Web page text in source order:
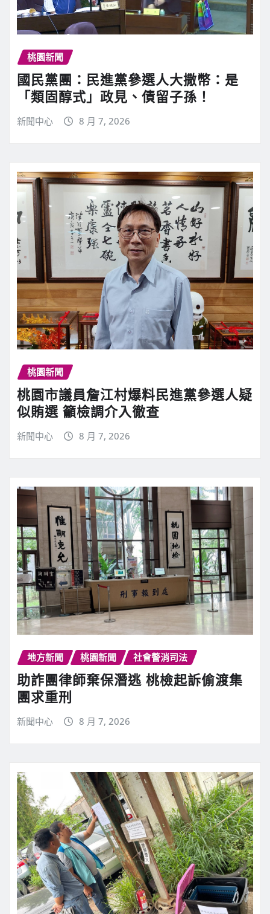
桃園新聞
國民黨團：民進黨參選人大撒幣：是
「類固醇式」政見、債留子孫！
新聞中心 8 月 7, 2026
桃園新聞
桃園市議員詹江村爆料民進黨參選人疑
似賄選 籲檢調介入徹查
新聞中心 8 月 7, 2026
地方新聞 桃園新聞 社會警消司法
助詐團律師棄保潛逃 桃檢起訴偷渡集
團求重刑
新聞中心 8 月 7, 2026